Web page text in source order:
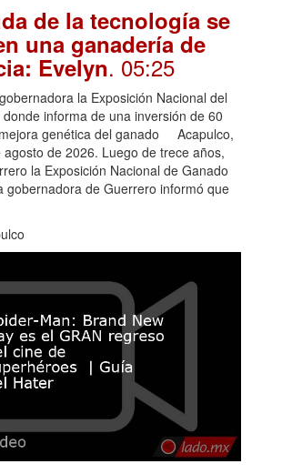
de la tecnología se
una ganadería de
Evelyn. 05:25
la Exposición Nacional del
informa de una inversión de 60
genética del ganado Acapulco,
de 2026. Luego de trece años,
la Exposición Nacional de Ganado
gobernadora de Guerrero informó que